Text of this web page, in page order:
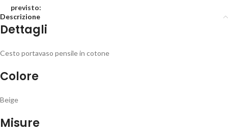
Descrizione
Dettagli
Cesto portavaso pensile in cotone
Colore
Beige
Misure